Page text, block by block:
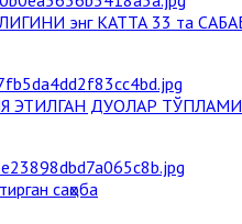
энг КАТТА 33 та
ЭТИЛГАН ДУОЛАР ТЎПЛАМИ
саҳоба